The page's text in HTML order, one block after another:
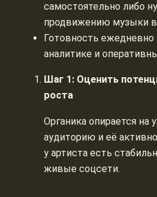
самостоятельно либо
продвижению музыки в
Готовность ежедневно
аналитике и
Шаг 1: Оценить
роста
Органика опирается
аудиторию и её
у артиста есть
живые соцсети.